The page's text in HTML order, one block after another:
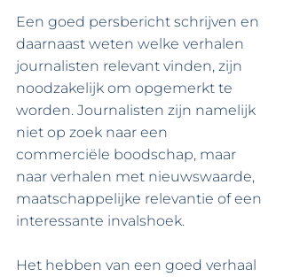
Een goed persbericht schrijven en
daarnaast weten welke verhalen
journalisten relevant vinden, zijn
noodzakelijk om opgemerkt te
worden. Journalisten zijn namelijk
niet op zoek naar een
commerciële boodschap, maar
naar verhalen met nieuwswaarde,
maatschappelijke relevantie of een
interessante invalshoek.
Het hebben van een goed verhaal